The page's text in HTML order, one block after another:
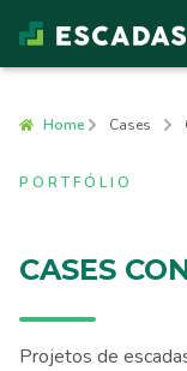
Home Cases
PORTFÓLIO
CASES
Projetos de